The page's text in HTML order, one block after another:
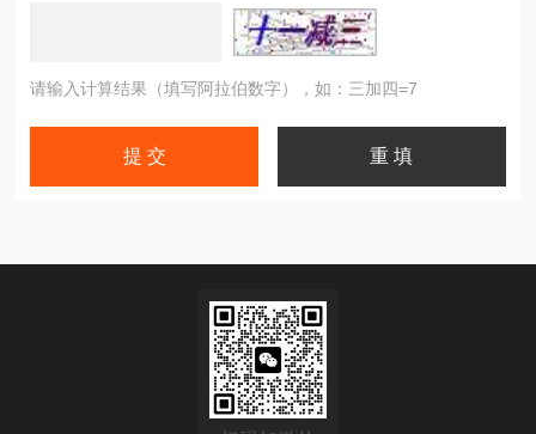
请输入计算结果（填写阿拉伯数字），如：三加四=7